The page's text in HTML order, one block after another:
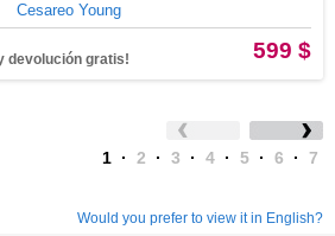
Cesareo Young
599 $
devolución gratis!
1 · 2 · 3 · 4 · 5 · 6 · 7
Would you prefer to view it in English?